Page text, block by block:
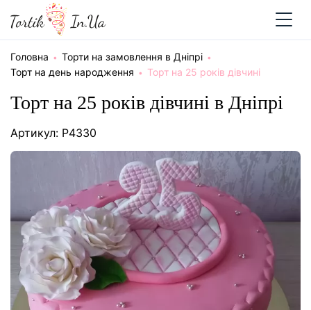
Головна
Торти на замовлення в Дніпрі
Торт на день народження
Торт на 25 років дівчині
Торт на 25 років дівчині в Дніпрі
Артикул: P4330